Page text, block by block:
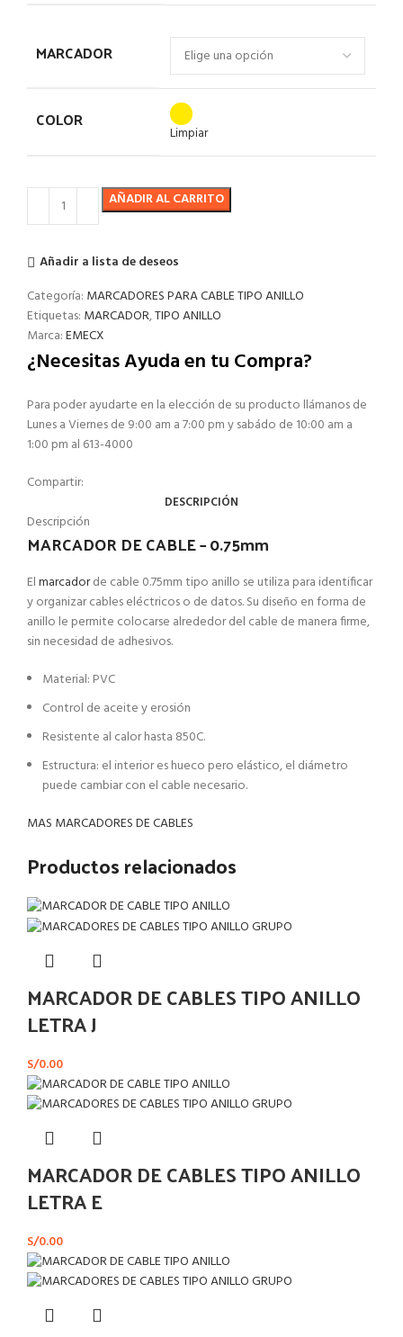
MARCADOR
COLOR
Limpiar
AÑADIR AL CARRITO
Añadir a lista de deseos
Categoría: MARCADORES PARA CABLE TIPO ANILLO
Etiquetas: MARCADOR,TIPO ANILLO
Marca:EMECX
¿Necesitas Ayuda en tu Compra?
Para poder ayudarte en la elección de su producto llámanos de
Lunes a Viernes de 9:00 am a 7:00 pm y sabádo de 10:00 am a
1:00 pm al 613-4000
Compartir:
DESCRIPCIÓN
Descripción
MARCADOR DE CABLE – 0.75mm
Elmarcadorde cable 0.75mm tipo anillo se utiliza para identificar
y organizar cables eléctricos o de datos. Su diseño en forma de
anillo le permite colocarse alrededor del cable de manera firme,
sin necesidad de adhesivos.
Material: PVC
Control de aceite y erosión
Resistente al calor hasta 850C.
Estructura: el interior es hueco pero elástico, el diámetro
puede cambiar con el cable necesario.
MAS MARCADORES DE CABLES
Productos relacionados
MARCADOR DE CABLES TIPO ANILLO
LETRA J
S/0.00
MARCADOR DE CABLES TIPO ANILLO
LETRA E
S/0.00